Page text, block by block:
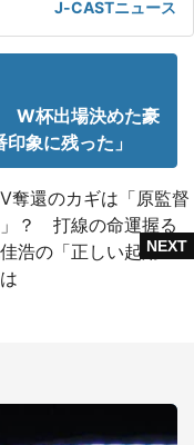
J-CASTニュース
W杯出場決めた豪
象に残った」